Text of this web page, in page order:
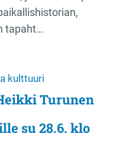
tapaht…
kulttuuri
Turunen
su 28.6. klo